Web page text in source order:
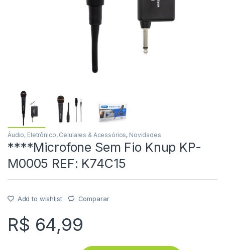
Áudio, Eletrônico, Celulares & Acessórios, Novidades
****Microfone Sem Fio Knup KP-
M0005 REF: K74C15
Add to wishlist Comparar
R$ 64,99